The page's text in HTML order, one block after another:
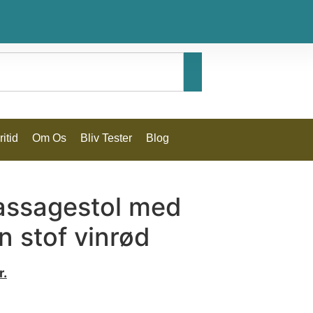
Om Os Bliv Tester Blog
med
stof vinrød